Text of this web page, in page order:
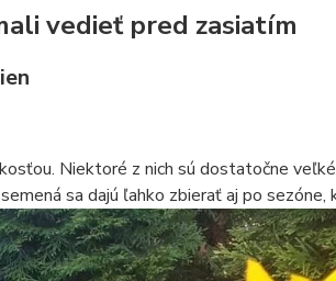
vedieť pred zasiatím
Niektoré z nich sú dostatočne
sa dajú ľahko zbierať aj po sezóne,